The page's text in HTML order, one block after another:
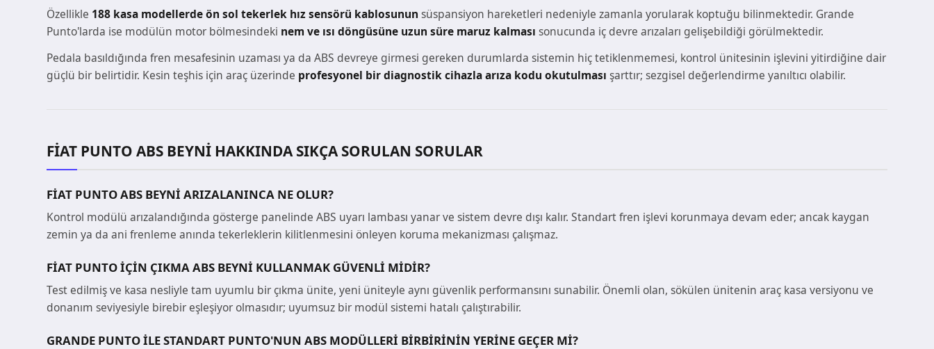
Özellikle 188 kasa modellerde ön sol tekerlek hız sensörü kablosunun süspansiyon hareketleri nedeniyle zamanla yorularak koptuğu bilinmektedir. Grande
Punto'larda ise modülün motor bölmesindeki nem ve ısı döngüsüne uzun süre maruz kalması sonucunda iç devre arızaları gelişebildiği görülmektedir.
Pedala basıldığında fren mesafesinin uzaması ya da ABS devreye girmesi gereken durumlarda sistemin hiç tetiklenmemesi, kontrol ünitesinin işlevini yitirdiğine dair
güçlü bir belirtidir. Kesin teşhis için araç üzerinde profesyonel bir diagnostik cihazla arıza kodu okutulması şarttır; sezgisel değerlendirme yanıltıcı olabilir.
FIAT PUNTO ABS BEYNI HAKKINDA SIKÇA SORULAN SORULAR
FIAT PUNTO ABS BEYNI ARIZALANINCA NE OLUR?
Kontrol modülü arızalandığında gösterge panelinde ABS uyarı lambası yanar ve sistem devre dışı kalır. Standart fren işlevi korunmaya devam eder; ancak kaygan
zemin ya da ani frenleme anında tekerleklerin kilitlenmesini önleyen koruma mekanizması çalışmaz.
FIAT PUNTO IÇIN ÇIKMA ABS BEYNI KULLANMAK GÜVENLI MIDIR?
Test edilmiş ve kasa nesliyle tam uyumlu bir çıkma ünite, yeni üniteyle aynı güvenlik performansını sunabilir. Önemli olan, sökülen ünitenin araç kasa versiyonu ve
donanım seviyesiyle birebir eşleşiyor olmasıdır; uyumsuz bir modül sistemi hatalı çalıştırabilir.
GRANDE PUNTO ILE STANDART PUNTO'NUN ABS MODÜLLERI BIRBIRININ YERINE GEÇER MI?